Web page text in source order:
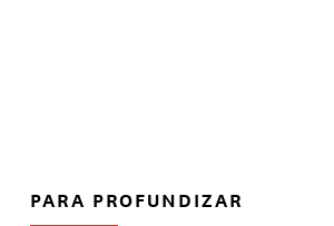
PARA PROFUNDIZAR